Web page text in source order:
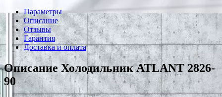
Параметры
Описание
Отзывы
Гарантия
Доставка и оплата
Описание Холодильник ATLANT 2826-
90